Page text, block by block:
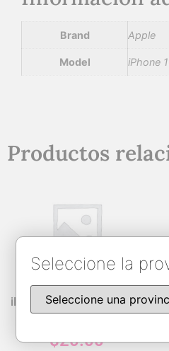
Brand Apple
Model iPhone
Productos
iPhone 12/12 Pro Silicone
Case
$20.00
Seleccione la